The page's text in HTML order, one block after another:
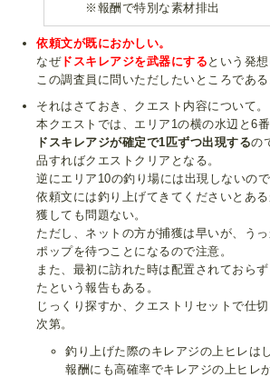
※報酬で特別な素材排出
依頼文が既におかしい。
なぜドスキレアジを武器にする という発
この調査員に問いただしたいところである
それはさておき、クエスト内容について。
本クエストでは、エリア1の横の水辺と6
ドスキレアジが確定で1匹ずつ出現するの
品すればクエストクリアとなる。
逆にエリア10の釣り場には出現しないので
依頼文には釣り上げてきてくださいとあ
獲しても問題ない。
ただし、ネットの方が捕獲は早いが、う
ポップを待つことになるので注意。
また、最初に訪れた時は配置されておら
たという報告もある。
じっくり探すか、クエストリセットで仕
次第。
釣り上げた際のキレアジの上ヒレは
報酬にも高確率でキレアジの上ヒレ